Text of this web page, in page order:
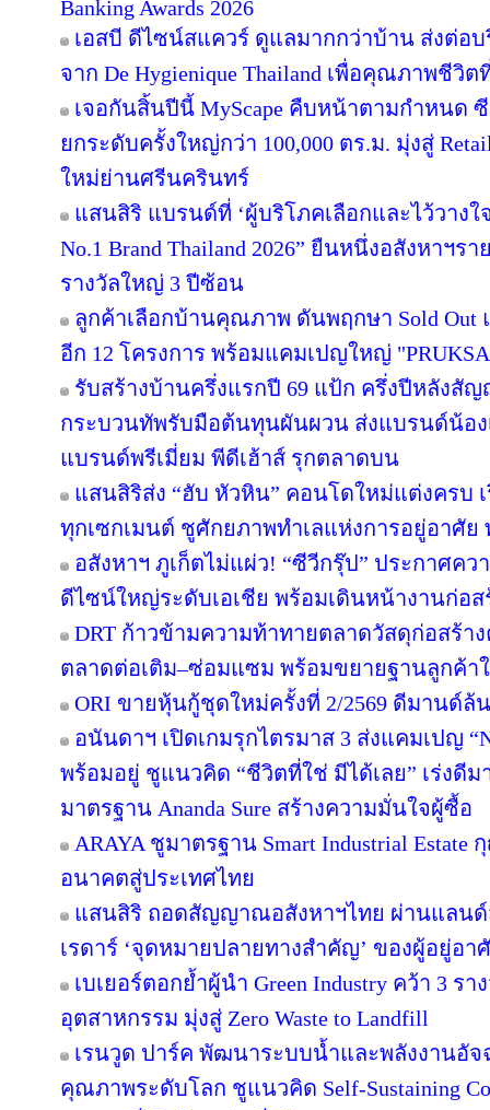
Banking Awards 2026
เอสบี ดีไซน์สแควร์ ดูแลมากกว่าบ้าน ส่งต่อ
จาก De Hygienique Thailand เพื่อคุณภาพชี
เจอกันสิ้นปีนี้ MyScape คืบหน้าตามกำหนด
ยกระดับครั้งใหญ่กว่า 100,000 ตร.ม. มุ่งสู่
ใหม่ย่านศรีนครินทร์
แสนสิริ แบรนด์ที่ ‘ผู้บริโภคเลือกและไว้วางใ
No.1 Brand Thailand 2026” ยืนหนึ่งอสังหาฯร
รางวัลใหญ่ 3 ปีซ้อน
ลูกค้าเลือกบ้านคุณภาพ ดันพฤกษา Sold Out
อีก 12 โครงการ พร้อมแคมเปญใหญ่ "PRUKSA
รับสร้างบ้านครึ่งแรกปี 69 แป้ก ครึ่งปีหลัง
กระบวนทัพรับมือต้นทุนผันผวน ส่งแบรนด์น้อง
แบรนด์พรีเมี่ยม พีดีเฮ้าส์ รุกตลาดบน
แสนสิริส่ง “ฮับ หัวหิน” คอนโดใหม่แต่งครบ
ทุกเซกเมนต์ ชูศักยภาพทำเลแห่งการอยู่อาศั
อสังหาฯ ภูเก็ตไม่แผ่ว! “ซีวีกรุ๊ป” ประกาศคว
ดีไซน์ใหญ่ระดับเอเชีย พร้อมเดินหน้างานก่อส
DRT ก้าวข้ามความท้าทายตลาดวัสดุก่อสร้า
ตลาดต่อเติม–ซ่อมแซม พร้อมขยายฐานลูกค้
ORI ขายหุ้นกู้ชุดใหม่ครั้งที่ 2/2569 ดีมานด์ล้
อนันดาฯ เปิดเกมรุกไตรมาส 3 ส่งแคมเปญ
พร้อมอยู่ ชูแนวคิด “ชีวิตที่ใช่ มีได้เลย” เร่งดี
มาตรฐาน Ananda Sure สร้างความมั่นใจผู้ซื้อ
ARAYA ชูมาตรฐาน Smart Industrial
อนาคตสู่ประเทศไทย
แสนสิริ ถอดสัญญาณอสังหาฯไทย ผ่านแลนด์
เรดาร์ ‘จุดหมายปลายทางสำคัญ’ ของผู้อยู่อ
เบเยอร์ตอกย้ำผู้นำ Green Industry คว้า 3 ร
อุตสาหกรรม มุ่งสู่ Zero Waste to Landfill
เรนวูด ปาร์ค พัฒนาระบบน้ำและพลังงานอั
คุณภาพระดับโลก ชูแนวคิด Self-Sustaining